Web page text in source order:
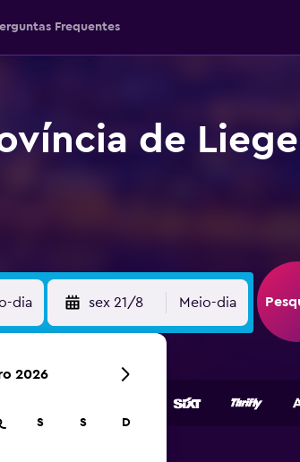
Frequentes
de Liege
dia sex 21/8 Meio-dia
2026
S S D